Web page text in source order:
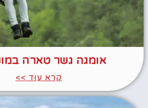
אומגה גשר טארה
קרא עוד >>